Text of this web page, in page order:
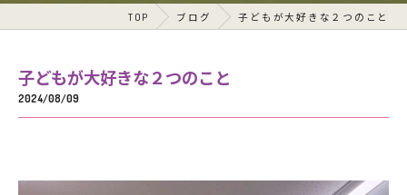
TOP ブログ 子どもが大好きな２つのこと
子どもが大好きな２つのこと
2024/08/09